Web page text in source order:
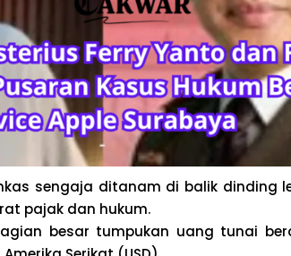
sengaja ditanam di balik dinding
pajak dan hukum.
besar tumpukan uang tunai